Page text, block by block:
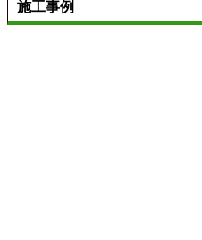
施工事例